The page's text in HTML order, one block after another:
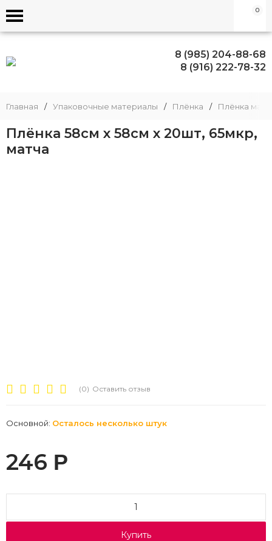
0
8 (985) 204-88-68
8 (916) 222-78-32
Главная / Упаковочные материалы / Плёнка / Плёнка
Плёнка 58см х 58см x 20шт, 65мкр,
матча
(0) Оставить отзыв
Основной: Осталось несколько штук
246 Р
Купить